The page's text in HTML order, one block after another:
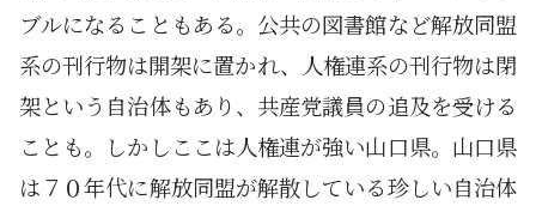
ブルになることもある。公共の図書館など解放同盟
系の刊行物は開架に置かれ、人権連系の刊行物は閉
架という自治体もあり、共産党議員の追及を受ける
ことも。しかしここは人権連が強い山口県。山口県
は７０年代に解放同盟が解散している珍しい自治体